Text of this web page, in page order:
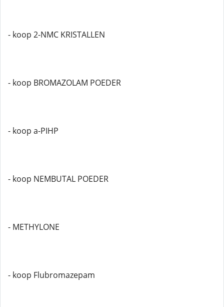
- koop 2-NMC KRISTALLEN
- koop BROMAZOLAM POEDER
- koop a-PIHP
- koop NEMBUTAL POEDER
- METHYLONE
- koop Flubromazepam